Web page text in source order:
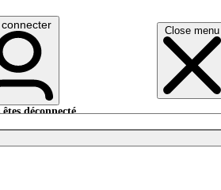
Close menu
êtes déconnecté.